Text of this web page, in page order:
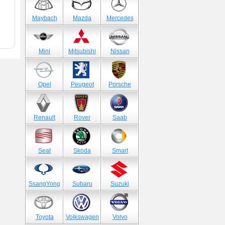
Maybach Mazda Mercedes
Mini Mitsubishi Nissan
Opel Peugeot Porsche
Renault Rover Saab
Seat Skoda Smart
SsangYong Subaru Suzuki
Toyota Volkswagen Volvo